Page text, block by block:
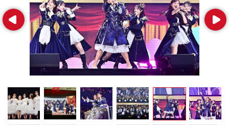
Prev Next